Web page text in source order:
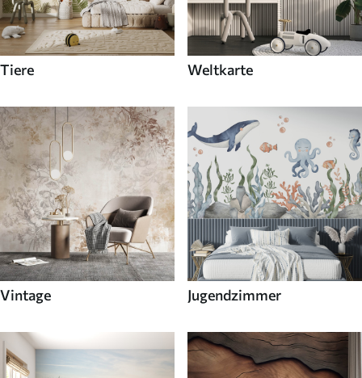
Tiere Weltkarte
Vintage Jugendzimmer